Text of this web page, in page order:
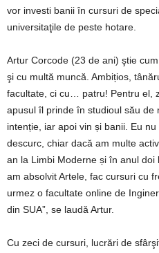
vor investi banii în cursuri de
universitaţile de peste hotare.
Artur Corcode (23 de ani) ştie
şi cu multă muncă. Ambițios,
facultate, ci cu… patru! Pentru el,
apusul îl prinde în studioul său de
intenție, iar apoi vin și banii. Eu
descurc, chiar dacă am multe
an la Limbi Moderne și în anul doi
am absolvit Artele, fac cursuri cu
urmez o facultate online de
din SUA”, se laudă Artur.
Cu zeci de cursuri, lucrări de